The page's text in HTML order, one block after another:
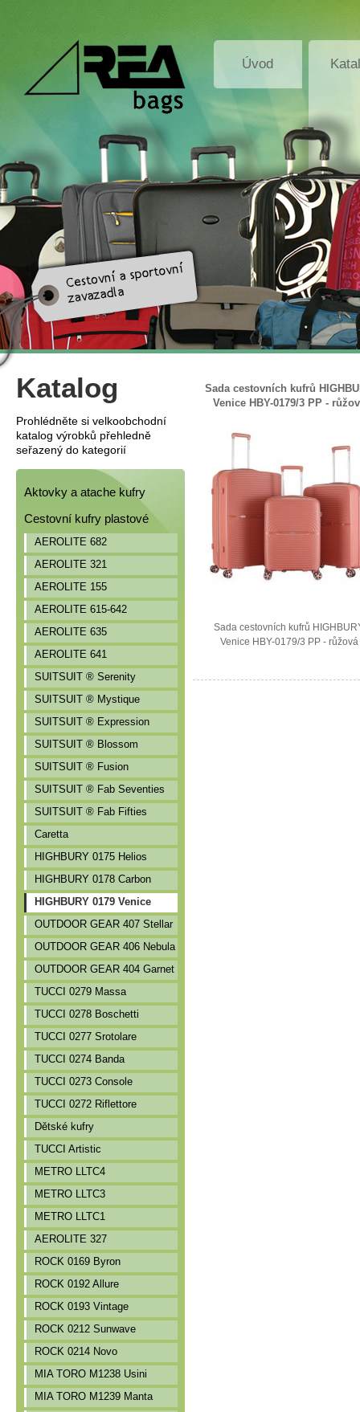
Úvod
Katalog
Prohlédněte si velkoobchodní
katalog výrobků přehledně
seřazený do kategorií
Aktovky a atache kufry
Cestovní kufry plastové
AEROLITE 682
AEROLITE 321
AEROLITE 155
AEROLITE 615-642
AEROLITE 635
AEROLITE 641
SUITSUIT ® Serenity
SUITSUIT ® Mystique
SUITSUIT ® Expression
SUITSUIT ® Blossom
SUITSUIT ® Fusion
SUITSUIT ® Fab Seventies
SUITSUIT ® Fab Fifties
Caretta
HIGHBURY 0175 Helios
HIGHBURY 0178 Carbon
HIGHBURY 0179 Venice
OUTDOOR GEAR 407 Stellar
OUTDOOR GEAR 406 Nebula
OUTDOOR GEAR 404 Garnet
TUCCI 0279 Massa
TUCCI 0278 Boschetti
TUCCI 0277 Srotolare
TUCCI 0274 Banda
TUCCI 0273 Console
TUCCI 0272 Riflettore
Dětské kufry
TUCCI Artistic
METRO LLTC4
METRO LLTC3
METRO LLTC1
AEROLITE 327
ROCK 0169 Byron
ROCK 0192 Allure
ROCK 0193 Vintage
ROCK 0212 Sunwave
ROCK 0214 Novo
MIA TORO M1238 Usini
MIA TORO M1239 Manta
Sada cestovních kufrů
Venice HBY-0179/3 PP -
Sada cestovních kufrů
Venice HBY-0179/3 PP - růžová